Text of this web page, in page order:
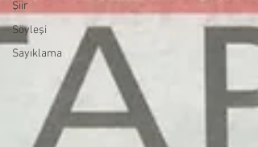
Şiir
Söyleşi
Sayıklama